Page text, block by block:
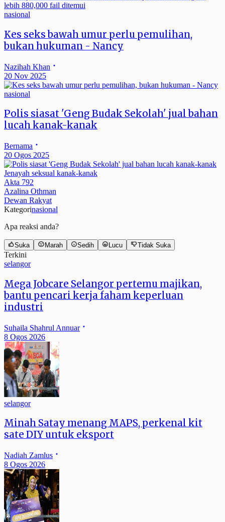
nasional
Kes seks bawah umur perlu pemulihan,
bukan hukuman - Nancy
Nazihah Khan
20 Nov 2025
nasional
Polis siasat 'Geng Budak Sekolah' jual bahan
lucah kanak-kanak
Bernama
20 Ogos 2025
Jenayah seksual kanak-kanak
Akta 792
Azalina Othman
Dewan Rakyat
Kategorinasional
Apa reaksi anda?
Suka Marah Sedih Lucu Tidak Suka
Terkini
selangor
Mega Jobcare Selangor pertemu majikan,
bantu pencari kerja faham keperluan
industri
Suhaila Shahrul Annuar
8 Ogos 2026
selangor
Minah Satay menang MAPS, perkenal kit
sate DIY untuk eksport
Nadiah Zamlus
8 Ogos 2026